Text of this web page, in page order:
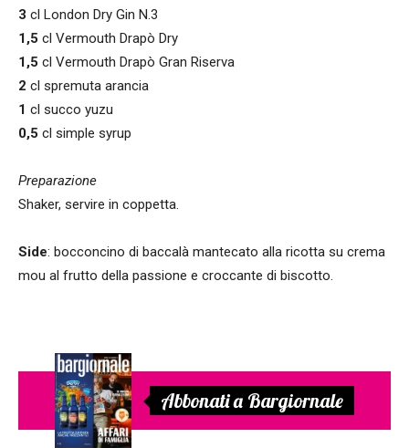
3 cl London Dry Gin N.3
1,5 cl Vermouth Drapò Dry
1,5 cl Vermouth Drapò Gran Riserva
2 cl spremuta arancia
1 cl succo yuzu
0,5 cl simple syrup
Preparazione
Shaker, servire in coppetta.
Side: bocconcino di baccalà mantecato alla ricotta su crema
mou al frutto della passione e croccante di biscotto.
Abbonati a Bargiornale